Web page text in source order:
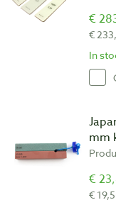
€
€
In
mm
€
€